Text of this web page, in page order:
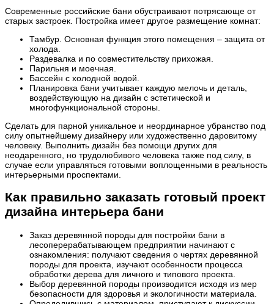
Современные российские бани обустраивают потрясающе от
старых застроек. Постройка имеет другое размещение комнат:
Тамбур. Основная функция этого помещения – защита от
холода.
Раздевалка и по совместительству прихожая.
Парильня и моечная.
Бассейн с холодной водой.
Планировка бани учитывает каждую мелочь и деталь,
воздействующую на дизайн с эстетической и
многофункциональной стороны.
Сделать для парной уникальное и неординарное убранство под
силу опытнейшему дизайнеру или художественно даровитому
человеку. Выполнить дизайн без помощи других для
неодаренного, но трудолюбивого человека также под силу, в
случае если управляться готовыми воплощенными в реальность
интерьерными проспектами.
Как правильно заказать готовый проект
дизайна интерьера бани
Заказ деревянной породы для постройки бани в
лесоперерабатывающем предприятии начинают с
ознакомления: получают сведения о чертях деревянной
породы для проекта, изучают особенности процесса
обработки дерева для личного и типового проекта.
Выбор деревянной породы производится исходя из мер
безопасности для здоровья и экологичности материала.